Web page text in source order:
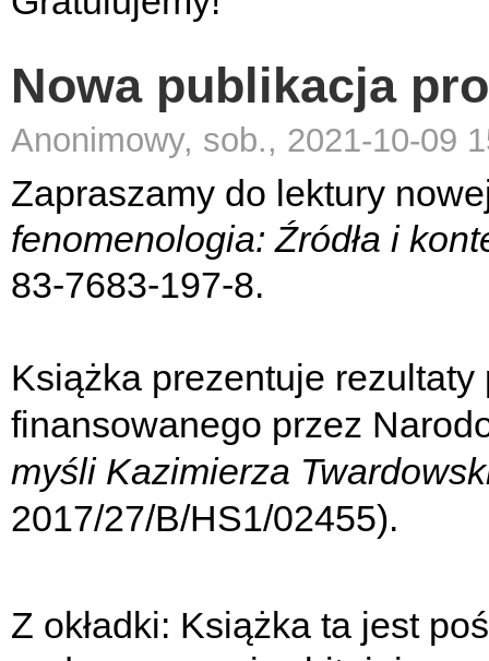
Nowa publikacja
Anonimowy, sob., 2021-10-09
Zapraszamy do lektury
fenomenologia: Źródła i
83-7683-197-8.
Książka prezentuje
finansowanego przez
myśli Kazimierza
2017/27/B/HS1/02455).
Z okładki: Książka ta jest